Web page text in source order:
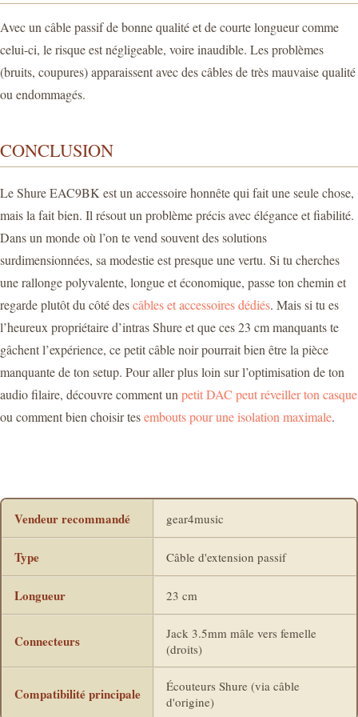
Avec un câble passif de bonne qualité et de courte longueur comme
celui-ci, le risque est négligeable, voire inaudible. Les problèmes
(bruits, coupures) apparaissent avec des câbles de très mauvaise qualité
ou endommagés.
CONCLUSION
Le Shure EAC9BK est un accessoire honnête qui fait une seule chose,
mais la fait bien. Il résout un problème précis avec élégance et fiabilité.
Dans un monde où l’on te vend souvent des solutions
surdimensionnées, sa modestie est presque une vertu. Si tu cherches
une rallonge polyvalente, longue et économique, passe ton chemin et
regarde plutôt du côté descâbles et accessoires dédiés. Mais si tu es
l’heureux propriétaire d’intras Shure et que ces 23 cm manquants te
gâchent l’expérience, ce petit câble noir pourrait bien être la pièce
manquante de ton setup. Pour aller plus loin sur l’optimisation de ton
audio filaire, découvre comment unpetit DAC peut réveiller ton casque
ou comment bien choisir tesembouts pour une isolation maximale.
Vendeur recommandé gear4music
Type Câble d'extension passif
Longueur 23 cm
Connecteurs
Jack 3.5mm mâle vers femelle
(droits)
Compatibilité principale
Écouteurs Shure (via câble
d'origine)